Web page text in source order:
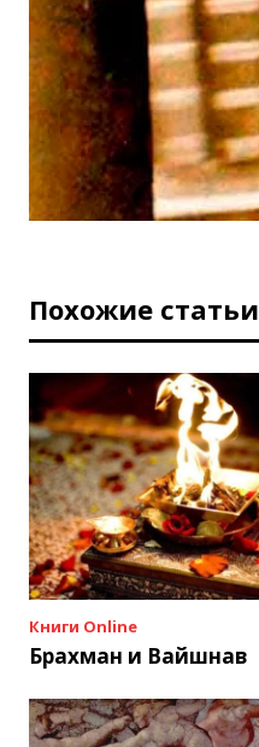
Похожие статьи
Книги Online
Брахман и Вайшнав